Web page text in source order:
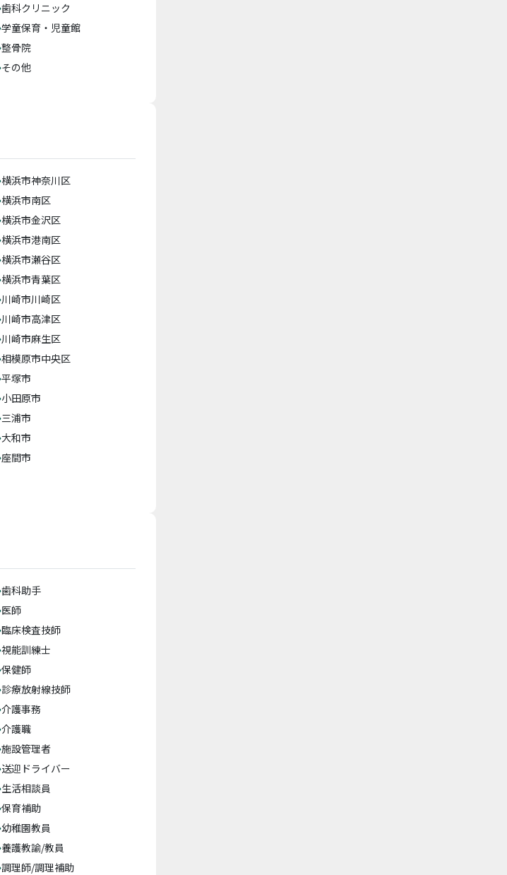
歯科クリニック
学童保育・児童館
整骨院
その他
横浜市神奈川区
横浜市南区
横浜市金沢区
横浜市港南区
横浜市瀬谷区
横浜市青葉区
川崎市川崎区
川崎市高津区
川崎市麻生区
相模原市中央区
平塚市
小田原市
三浦市
大和市
座間市
歯科助手
医師
臨床検査技師
視能訓練士
保健師
診療放射線技師
介護事務
介護職
施設管理者
送迎ドライバー
生活相談員
保育補助
幼稚園教員
養護教諭/教員
調理師/調理補助